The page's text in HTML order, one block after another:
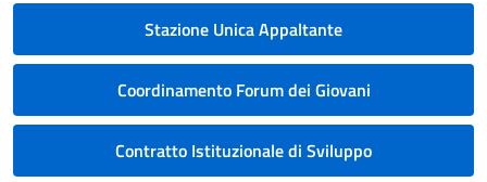
Stazione Unica Appaltante
Coordinamento Forum dei Giovani
Contratto Istituzionale di Sviluppo